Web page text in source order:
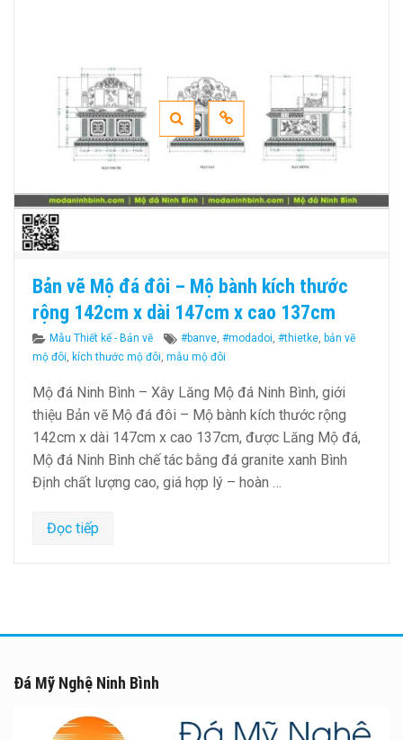
Bản vẽ Mộ đá đôi – Mộ bành kích thước
rộng 142cm x dài 147cm x cao 137cm
Categories
Mẫu Thiết kế - Bản vẽ Tags
#banve, #modadoi, #thietke, bản vẽ
mộ đôi, kích thước mộ đôi, mẫu mộ đôi
Mộ đá Ninh Bình – Xây Lăng Mộ đá Ninh Bình, giới
thiệu Bản vẽ Mộ đá đôi – Mộ bành kích thước rộng
142cm x dài 147cm x cao 137cm, được Lăng Mộ đá,
Mộ đá Ninh Bình chế tác bằng đá granite xanh Bình
Định chất lượng cao, giá hợp lý – hoàn …
Đọc tiếp
Đá Mỹ Nghệ Ninh Bình